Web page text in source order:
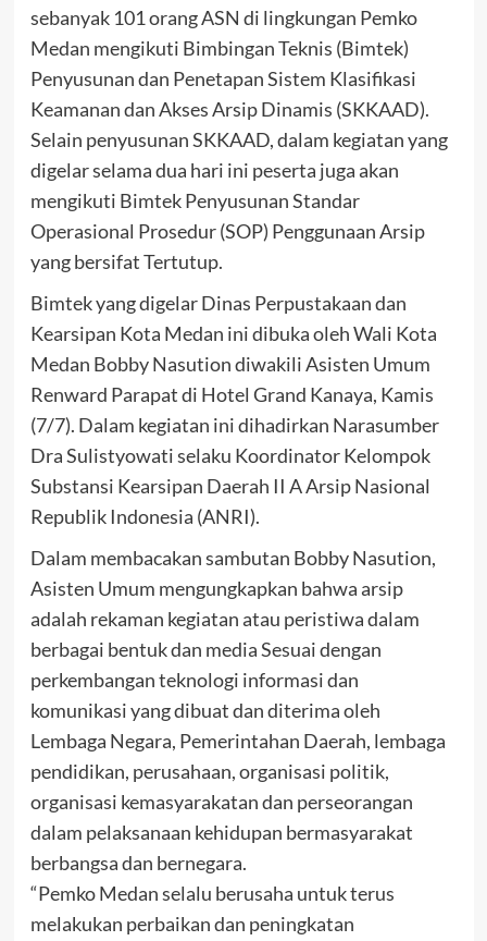
sebanyak 101 orang ASN di lingkungan Pemko
Medan mengikuti Bimbingan Teknis (Bimtek)
Penyusunan dan Penetapan Sistem Klasifikasi
Keamanan dan Akses Arsip Dinamis (SKKAAD).
Selain penyusunan SKKAAD, dalam kegiatan yang
digelar selama dua hari ini peserta juga akan
mengikuti Bimtek Penyusunan Standar
Operasional Prosedur (SOP) Penggunaan Arsip
yang bersifat Tertutup.
Bimtek yang digelar Dinas Perpustakaan dan
Kearsipan Kota Medan ini dibuka oleh Wali Kota
Medan Bobby Nasution diwakili Asisten Umum
Renward Parapat di Hotel Grand Kanaya, Kamis
(7/7). Dalam kegiatan ini dihadirkan Narasumber
Dra Sulistyowati selaku Koordinator Kelompok
Substansi Kearsipan Daerah II A Arsip Nasional
Republik Indonesia (ANRI).
Dalam membacakan sambutan Bobby Nasution,
Asisten Umum mengungkapkan bahwa arsip
adalah rekaman kegiatan atau peristiwa dalam
berbagai bentuk dan media Sesuai dengan
perkembangan teknologi informasi dan
komunikasi yang dibuat dan diterima oleh
Lembaga Negara, Pemerintahan Daerah, lembaga
pendidikan, perusahaan, organisasi politik,
organisasi kemasyarakatan dan perseorangan
dalam pelaksanaan kehidupan bermasyarakat
berbangsa dan bernegara.
“Pemko Medan selalu berusaha untuk terus
melakukan perbaikan dan peningkatan